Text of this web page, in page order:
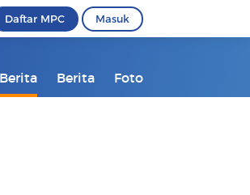
Daftar MPC Masuk
Berita Foto